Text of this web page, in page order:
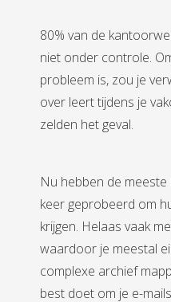
80% van de
niet onder controle.
probleem is, zou je
over leert tijdens je
zelden het geval.
Nu hebben de
keer geprobeerd om
krijgen. Helaas vaak
waardoor je meestal
complexe archief
best doet om je e-